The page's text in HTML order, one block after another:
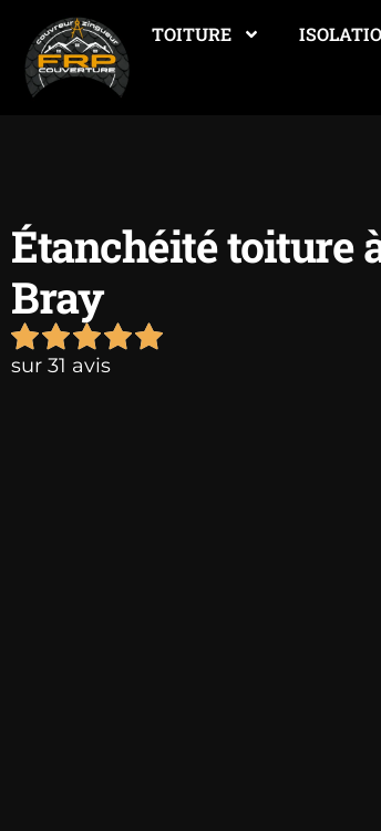
TOITURE
Étanchéité toiture
Bray
sur 31 avis